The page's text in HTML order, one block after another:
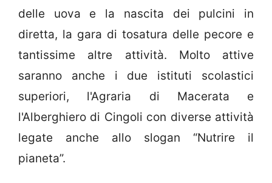
delle uova e la nascita dei pulcini in
diretta, la gara di tosatura delle pecore e
tantissime altre attività. Molto attive
saranno anche i due istituti scolastici
superiori, l'Agraria di Macerata e
l'Alberghiero di Cingoli con diverse attività
legate anche allo slogan “Nutrire il
pianeta”.